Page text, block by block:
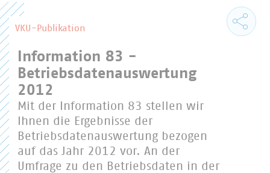
VKU-Publikation
Information 83 -
Betriebsdatenauswertung
2012
Mit der Information 83 stellen wir
Ihnen die Ergebnisse der
Betriebsdatenauswertung bezogen
auf das Jahr 2012 vor. An der
Umfrage zu den Betriebsdaten in der